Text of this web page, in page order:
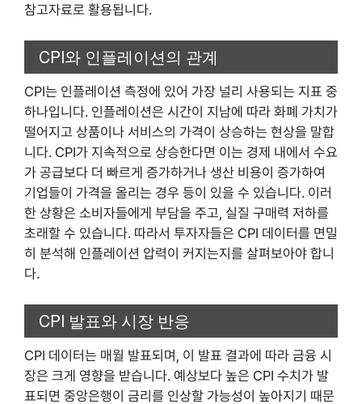
참고자료로 활용됩니다.
CPI와 인플레이션의 관계
CPI는 인플레이션 측정에 있어 가장 널리 사용되는 지표 중
하나입니다. 인플레이션은 시간이 지남에 따라 화폐 가치가
떨어지고 상품이나 서비스의 가격이 상승하는 현상을 말합
니다. CPI가 지속적으로 상승한다면 이는 경제 내에서 수요
가 공급보다 더 빠르게 증가하거나 생산 비용이 증가하여
기업들이 가격을 올리는 경우 등이 있을 수 있습니다. 이러
한 상황은 소비자들에게 부담을 주고, 실질 구매력 저하를
초래할 수 있습니다. 따라서 투자자들은 CPI 데이터를 면밀
히 분석해 인플레이션 압력이 커지는지를 살펴보아야 합니
다.
CPI 발표와 시장 반응
CPI 데이터는 매월 발표되며, 이 발표 결과에 따라 금융 시
장은 크게 영향을 받습니다. 예상보다 높은 CPI 수치가 발
표되면 중앙은행이 금리를 인상할 가능성이 높아지기 때문